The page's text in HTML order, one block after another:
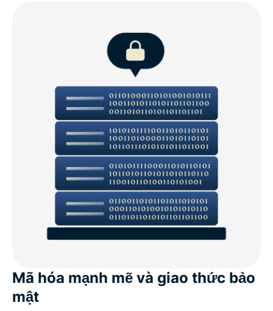
Mã hóa mạnh mẽ và giao thức bảo
mật